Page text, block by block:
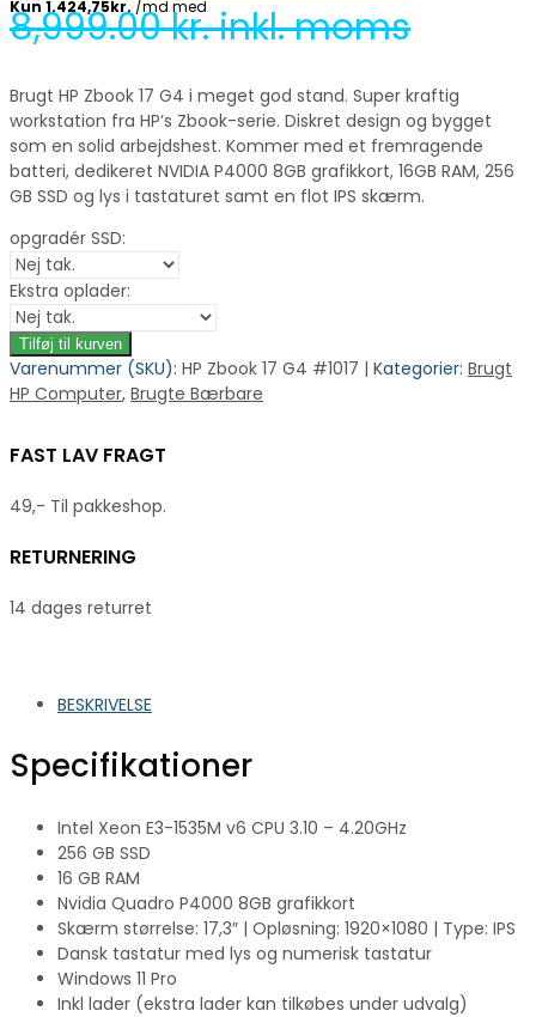
8,999.00kr. inkl. moms
Brugt HP Zbook 17 G4 i meget god stand. Super kraftig
workstation fra HP’s Zbook-serie. Diskret design og bygget
som en solid arbejdshest. Kommer med et fremragende
batteri, dedikeret NVIDIA P4000 8GB grafikkort, 16GB RAM, 256
GB SSD og lys i tastaturet samt en flot IPS skærm.
opgradér SSD:
Ekstra oplader:
Tilføj til kurven
Varenummer (SKU): HP Zbook 17 G4 #1017 | Kategorier: Brugt
HP Computer, Brugte Bærbare
FAST LAV FRAGT
49,- Til pakkeshop.
RETURNERING
14 dages returret
BESKRIVELSE
Specifikationer
Intel Xeon E3-1535M v6 CPU 3.10 – 4.20GHz
256 GB SSD
16 GB RAM
Nvidia Quadro P4000 8GB grafikkort
Skærm størrelse: 17,3″ | Opløsning: 1920×1080 | Type: IPS
Dansk tastatur med lys og numerisk tastatur
Windows 11 Pro
Inkl lader (ekstra lader kan tilkøbes under udvalg)